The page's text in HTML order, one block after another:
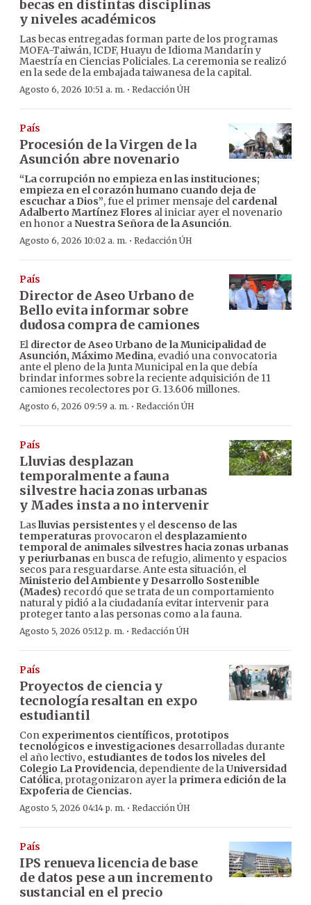
becas en distintas disciplinas
y niveles académicos
Las becas entregadas forman parte de los programas
MOFA-Taiwán, ICDF, Huayu de Idioma Mandarín y
Maestría en Ciencias Policiales. La ceremonia se realizó
en la sede de la embajada taiwanesa de la capital.
Agosto 6, 2026 10:51 a. m. · Redacción ÚH
País
Procesión de la Virgen de la
Asunción abre novenario
“La corrupción no empieza en las instituciones;
empieza en el corazón humano cuando deja de
escuchar a Dios”, fue el primer mensaje del cardenal
Adalberto Martínez Flores al iniciar ayer el novenario
en honor aNuestra Señora de la Asunción.
Agosto 6, 2026 10:02 a. m. · Redacción ÚH
País
Director de Aseo Urbano de
Bello evita informar sobre
dudosa compra de camiones
El director de Aseo Urbano de la Municipalidad de
Asunción, Máximo Medina, evadió una convocatoria
ante el pleno de la Junta Municipal en la que debía
brindar informes sobre la reciente adquisición de 11
camiones recolectores por G. 13.606 millones.
Agosto 6, 2026 09:59 a. m. · Redacción ÚH
País
Lluvias desplazan
temporalmente a fauna
silvestre hacia zonas urbanas
y Mades insta a no intervenir
Laslluvias persistentes y el descenso de las
temperaturas provocaron el desplazamiento
temporal de animales silvestres hacia zonas urbanas
y periurbanas en busca de refugio, alimento y espacios
secos para resguardarse. Ante esta situación, el
Ministerio del Ambiente y Desarrollo Sostenible
(Mades) recordó que se trata de un comportamiento
natural y pidió a la ciudadanía evitar intervenir para
proteger tanto a las personas como a la fauna.
Agosto 5, 2026 05:12 p. m. · Redacción ÚH
País
Proyectos de ciencia y
tecnología resaltan en expo
estudiantil
Con experimentos científicos, prototipos
tecnológicos e investigaciones desarrolladas durante
el año lectivo, estudiantes de todos los niveles del
Colegio La Providencia, dependiente de laUniversidad
Católica, protagonizaron ayer la primera edición de la
Expoferia de Ciencias.
Agosto 5, 2026 04:14 p. m. · Redacción ÚH
País
IPS renueva licencia de base
de datos pese a un incremento
sustancial en el precio